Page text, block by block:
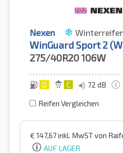
Nexen
WinGuard Sport 2
275/40R20106W
D C 72 dB
Reifen Vergleichen
€ 147,67inkl. MwSTvon
AUF LAGER